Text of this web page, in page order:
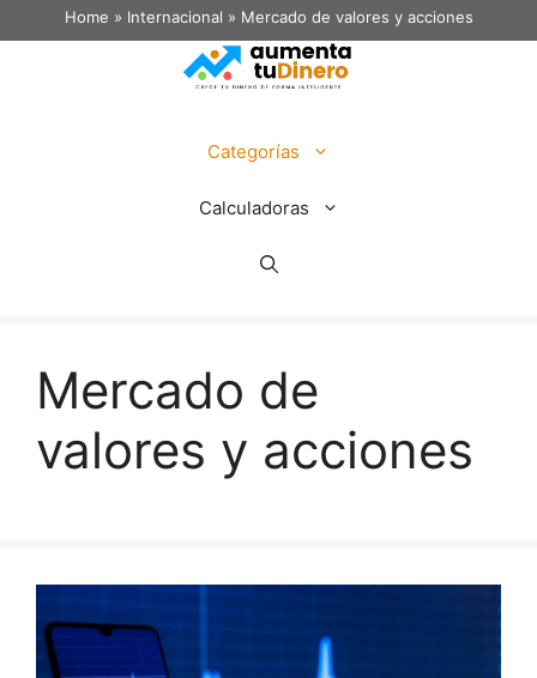
Home » Internacional » Mercado de valores y acciones
Categorías
Calculadoras
Mercado de
valores y acciones